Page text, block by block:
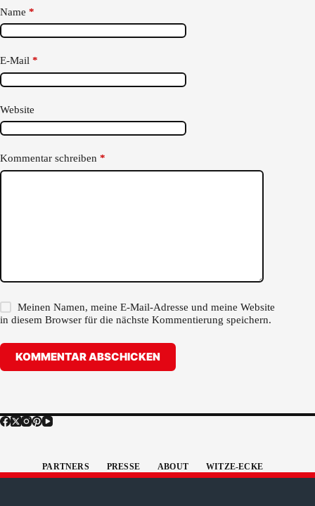
Name *
E-Mail *
Website
Kommentar schreiben *
Meinen Namen, meine E-Mail-Adresse und meine Website
in diesem Browser für die nächste Kommentierung speichern.
KOMMENTAR ABSCHICKEN
PARTNERS PRESSE ABOUT WITZE-ECKE